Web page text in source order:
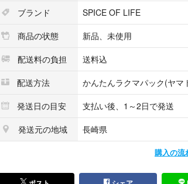
る大判サイズです。
おすすめポイント
直径約100cmの大判サイズでしっかり雨をカバー
軽くて丈夫、折れにくいグラスファイバー骨を使用
指や爪を守るネイルガード付きで安全に開閉可能
重量約310gと軽量で持ち運びやすい
ユニークで映えるデザイン、SNSにもぴったり
親骨：58.5cm
重量：310g
ブランド
SPICE OF LIFE
商品の状態
新品、未使用
配送料の負担
送料込
配送方法
かんたんラクマパック(ヤマ
発送日の目安
支払い後、1～2日で発送
発送元の地域
長崎県
購入の流